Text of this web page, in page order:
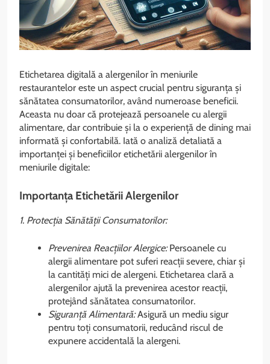
Etichetarea digitală a alergenilor în meniurile
restaurantelor este un aspect crucial pentru siguranța și
sănătatea consumatorilor, având numeroase beneficii.
Aceasta nu doar că protejează persoanele cu alergii
alimentare, dar contribuie și la o experiență de dining mai
informată și confortabilă. Iată o analiză detaliată a
importanței și beneficiilor etichetării alergenilor în
meniurile digitale:
Importanța Etichetării Alergenilor
1. Protecția Sănătății Consumatorilor:
Prevenirea Reacțiilor Alergice:Persoanele cu
alergii alimentare pot suferi reacții severe, chiar și
la cantități mici de alergeni. Etichetarea clară a
alergenilor ajută la prevenirea acestor reacții,
protejând sănătatea consumatorilor.
Siguranță Alimentară:Asigură un mediu sigur
pentru toți consumatorii, reducând riscul de
expunere accidentală la alergeni.